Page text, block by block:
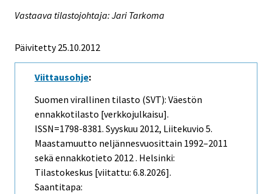
Vastaava tilastojohtaja: Jari Tarkoma
Päivitetty 25.10.2012
Viittausohje:
Suomen virallinen tilasto (SVT): Väestön
ennakkotilasto [verkkojulkaisu].
ISSN=1798-8381. Syyskuu 2012, Liitekuvio 5.
Maastamuutto neljännesvuosittain 1992–2011
sekä ennakkotieto 2012 . Helsinki:
Tilastokeskus [viitattu: 6.8.2026].
Saantitapa: